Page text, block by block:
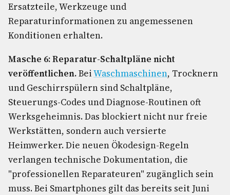
Ersatzteile, Werkzeuge und
Reparaturinformationen zu angemessenen
Konditionen erhalten.
Masche 6: Reparatur-Schaltpläne nicht
veröffentlichen.BeiWaschmaschinen, Trocknern
und Geschirrspülern sind Schaltpläne,
Steuerungs-Codes und Diagnose-Routinen oft
Werksgeheimnis. Das blockiert nicht nur freie
Werkstätten, sondern auch versierte
Heimwerker. Die neuen Ökodesign-Regeln
verlangen technische Dokumentation, die
"professionellen Reparateuren" zugänglich sein
muss. Bei Smartphones gilt das bereits seit Juni